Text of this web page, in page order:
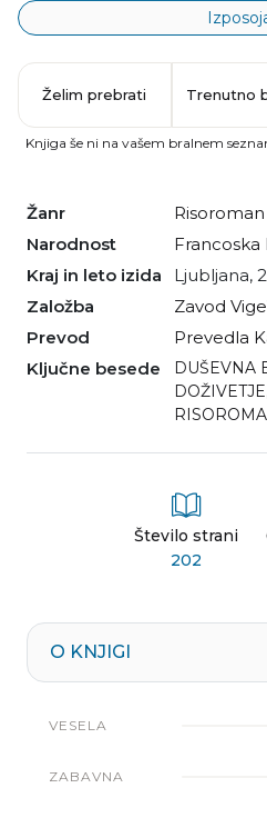
Žanr
risoroman
Narodnost
Kraj in leto izida
Ljubljana,
Založba
Zavod
Prevod
Prevedla
Ključne besede
DOŽIVETJE
Število strani
202
Želim prebrati Trenutno
Knjiga še ni na vašem bralnem
O KNJIGI
VESELA
ZABAVNA